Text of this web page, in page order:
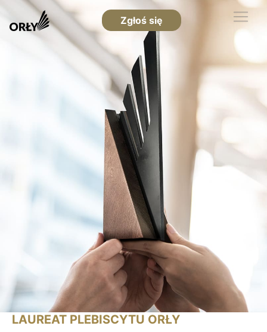
Zgłoś się
LAUREAT PLEBISCYTU ORŁY